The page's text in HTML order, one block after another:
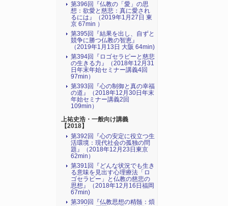
第396回『仏教の「愛」の思
想：欲愛と慈悲：真に愛され
るには』（2019年1月27日 東
京 67min ）
第395回『結果を出し、自ずと
競争に勝つ仏教の智恵』
（2019年1月13日 大阪 64min)
第394回『ロゴセラピーと慈悲
の生きる力』（2018年12月31
日年末年始セミナー講義4回
97min）
第393回『心の制御と真の幸福
の道』（2018年12月30日年末
年始セミナー講義2回
109min）
上祐史浩・一般向け講義
【2018】
第392回『心の安定に役立つ生
活環境：現代社会の孤独の問
題』（2018年12月23日東京
62min）
第391回『どんな状況でも生き
る意味を見出す心理療法「ロ
ゴセラピー」と仏教の慈悲の
思想』（2018年12月16日福岡
67min)
第390回『仏教思想の精髄：煩